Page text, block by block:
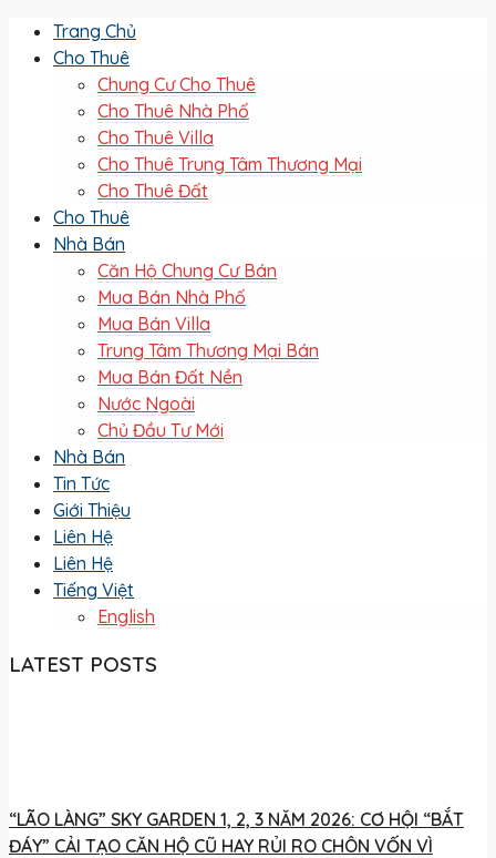
Trang Chủ
Cho Thuê
Chung Cư Cho Thuê
Cho Thuê Nhà Phố
Cho Thuê Villa
Cho Thuê Trung Tâm Thương Mại
Cho Thuê Đất
Cho Thuê
Nhà Bán
Căn Hộ Chung Cư Bán
Mua Bán Nhà Phố
Mua Bán Villa
Trung Tâm Thương Mại Bán
Mua Bán Đất Nền
Nước Ngoài
Chủ Đầu Tư Mới
Nhà Bán
Tin Tức
Giới Thiệu
Liên Hệ
Liên Hệ
Tiếng Việt
English
LATEST POSTS
“LÃO LÀNG” SKY GARDEN 1, 2, 3 NĂM 2026: CƠ HỘI “BẮT
ĐÁY” CẢI TẠO CĂN HỘ CŨ HAY RỦI RO CHÔN VỐN VÌ